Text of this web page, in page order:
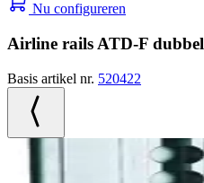
Nu configureren
Airline rails ATD-F dubbel
Basis artikel nr. 520422